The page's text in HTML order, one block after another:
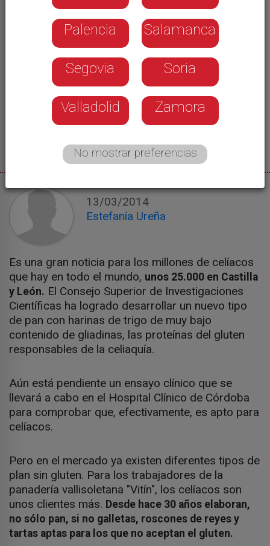
13/03/2014
Estefanía Ureña
Es una gran noticia para los millones de celíacos
que hay en todo el mundo, unos 25.000 en Castilla
y León. El Consejo Superior de Investigaciones
Científicas ha logrado desarrollar un nuevo tipo
de pan con harinas de trigo de muy bajo
contenido de gliadinas, las proteínas del gluten
responsables de la celiaquía.
Aún está pendiente un ensayo clínico que se
llevará a cabo en el Hospital Clínico de Córdoba
para comprobar que, efectivamente, es apto para
celíacos.
Pero en el mercado ya existen diferentes tipos de
plan sin gluten. Para los trabajadores de la
panadería vallisoletana "Vitín", los celíacos son
unos clientes más. Desde hace 30 años elaboran,
no sólo pan, si no galletas, roscones de reyes y
tartas aptas para los que no aceptan el gluten.
Palencia Salamanca
Segovia Soria
Valladolid Zamora
No mostrar preferencias